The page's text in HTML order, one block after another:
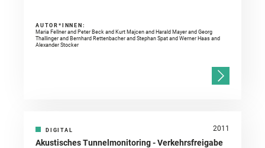
AUTOR*INNEN:
Maria Fellner and Peter Beck and Kurt Majcen and Harald Mayer and Georg
Thallinger and Bernhard Rettenbacher and Stephan Spat and Werner Haas and
Alexander Stocker
DIGITAL 2011
Akustisches Tunnelmonitoring - Verkehrsfreigabe